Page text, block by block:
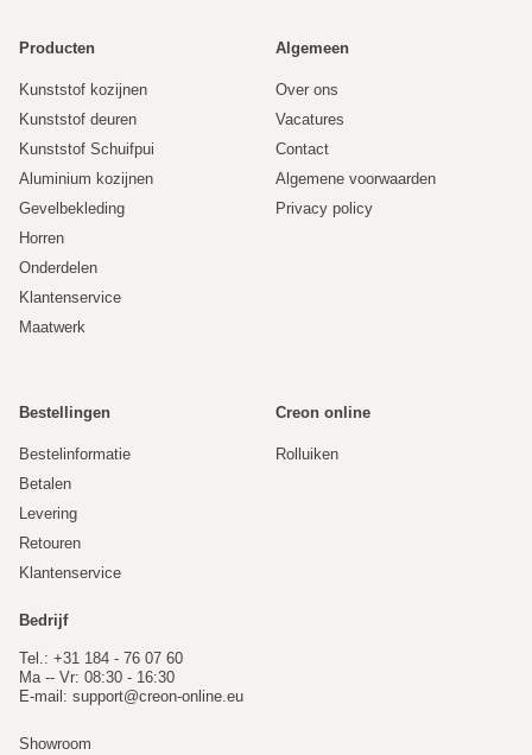
Producten
Kunststof kozijnen
Kunststof deuren
Kunststof Schuifpui
Aluminium kozijnen
Gevelbekleding
Horren
Onderdelen
Klantenservice
Maatwerk
Algemeen
Over ons
Vacatures
Contact
Algemene voorwaarden
Privacy policy
Bestellingen
Bestelinformatie
Betalen
Levering
Retouren
Klantenservice
Creon online
Rolluiken
Bedrijf
Tel.: +31 184 - 76 07 60
Ma -- Vr: 08:30 - 16:30
E-mail: support@creon-online.eu
Showroom